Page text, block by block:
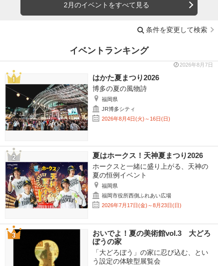
2月のイベントをすべて見る
条件を変更して検索
イベントランキング
2026年8月7日
はかた夏まつり2026
博多の夏の風物詩
福岡県
JR博多シティ
2026年8月4日(火)～16日(日)
夏はホークス！天神夏まつり2026
ホークスと一緒に盛り上がる、天神の
夏の恒例イベント
福岡県
福岡市役所西側ふれあい広場
2026年7月17日(金)～8月23日(日)
おいでよ！夏の美術館vol.3 大どろ
ぼうの家
「大どろぼう」の家に忍び込む、とい
う設定の体験型展覧会